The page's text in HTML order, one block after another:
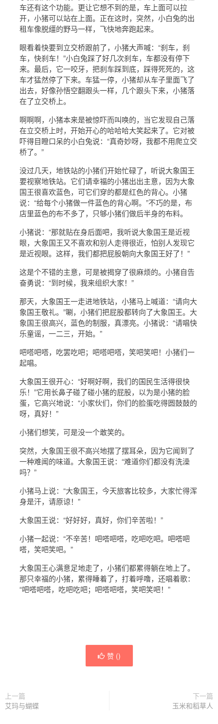
车还有这个功能。更让它想不到的是，车上面可以拉
开，小猪可以站在上面。正在这时，突然，小白兔的出
租车像脱缰的野马一样，飞快地奔跑起来。
眼看着快要到立交桥跟前了，小猪大声喊：“刹车，刹
车，快刹车！”小白兔踩了好几次刹车，车都没有停下
来。最后，它一咬牙，把刹车踩到底，踩得死死的，这
车才猛然停了下来。车猛一停，小猪却从车子里面飞了
出去，好像孙悟空翻跟头一样，几个跟头下来，小猪落
在了立交桥上。
啊啊啊，小猪本来是被惊吓而叫唤的，当它发现自己落
在立交桥上时，开始开心的哈哈哈大笑起来了。它对被
吓得目瞪口呆的小白兔说：“真奇妙呀，我都不用爬立交
桥了。”
没过几天，地铁站的小猪们开始忙碌了，听说大象国王
要视察地铁站。它们请幸福的小猪出出主意，因为大象
国王很喜欢蓝色，可它们穿的都是红色的背心。小猪
说：“给每个小猪做一件蓝色的背心啊。”不巧的是，布
店里蓝色的布不多了，只够小猪们做后半身的布料。
小猪说：“那就贴在身后面吧，我听说大象国王是近视
眼，大象国王又不喜欢和别人走得很近，怕别人发现它
是近视眼。这样，我们都把屁股朝向大象国王好了！”
这是个不错的主意，可是被揭穿了很麻烦的。小猪自告
奋勇说：“到时候，我来组织大家！”
那天，大象国王一走进地铁站，小猪马上喊道：“请向大
象国王敬礼。”唰，小猪们把屁股都转向了大象国王。大
象国王很高兴，蓝色的制服，真漂亮。小猪说：“请唱快
乐童谣，一二三，开始。”
吧嗒吧嗒，吃罢吃吧；吧嗒吧嗒，笑吧笑吧！小猪们一
起唱。
大象国王很开心：“好啊好啊，我们的国民生活得很快
乐！”它用长鼻子碰了碰小猪的屁股，以为是小猪的脸
蛋，它高兴地说：“小家伙们，你们的脸蛋吃得圆鼓鼓的
呀，真好！”
小猪们想笑，可是没一个敢笑的。
突然，大象国王很不高兴地摆了摆耳朵，因为它闻到了
一种难闻的味道。大象国王说：“难道你们都没有洗澡
吗？”
小猪马上说：“大象国王，今天旅客比较多，大家忙得浑
身是汗，请原谅！”
大象国王说：“好好好，真好，你们辛苦啦！”
小猪一起说：“不辛苦！吧嗒吧嗒，吃吧吃吧。吧嗒吧
嗒，笑吧笑吧。”
大象国王心满意足地走了，小猪们都累得躺在地上了。
那只幸福的小猪，累得睡着了，打着呼噜，还唱着歌：
“吧嗒吧嗒，吃吧吃吧；吧嗒吧嗒，笑吧笑吧！”
赞 ()
上一篇
艾玛与蝴蝶
下一篇
玉米和稻草人